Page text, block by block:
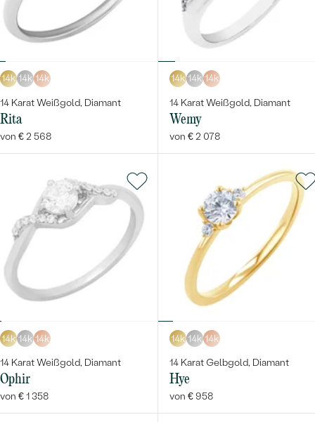
14k 14k 14k
14 Karat Weißgold, Diamant
Rita
von € 2 568
14k 14k 14k
14 Karat Weißgold, Diamant
Wemy
von € 2 078
14k 14k 14k
14 Karat Weißgold, Diamant
Ophir
von € 1 358
14k 14k 14k
14 Karat Gelbgold, Diamant
Hye
von € 958